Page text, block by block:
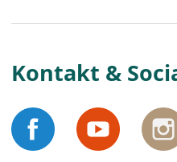
Kontakt &